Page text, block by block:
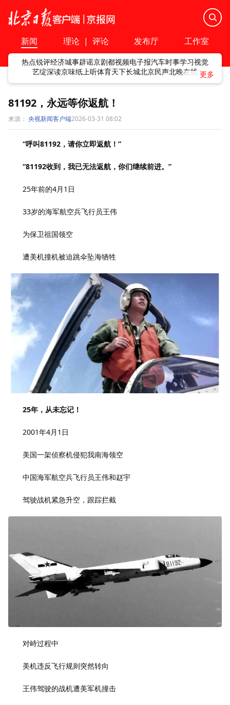
新闻 理论 | 评论 发布厅 工作室
热点锐评经济城事辟谣京剧都视频电子报汽车时事学习视觉
艺绽深读京味纸上听体育天下长城北京民声北晚在线
81192，永远等你返航！
来源： 央视新闻客户端2026-03-31 08:02
“呼叫81192，请你立即返航！”
“81192收到，我已无法返航，你们继续前进。”
25年前的4月1日
33岁的海军航空兵飞行员王伟
为保卫祖国领空
遭美机撞机被迫跳伞坠海牺牲
25年，从未忘记！
2001年4月1日
美国一架侦察机侵犯我南海领空
中国海军航空兵飞行员王伟和赵宇
驾驶战机紧急升空，跟踪拦截
对峙过程中
美机违反飞行规则突然转向
王伟驾驶的战机遭美军机撞击